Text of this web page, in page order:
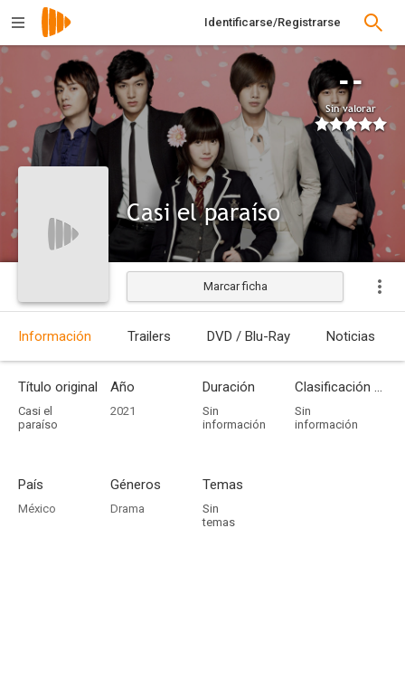
Identificarse/Registrarse
--
Sin valorar
Casi el paraíso
Marcar ficha
Información Trailers DVD / Blu-Ray Noticias
Título original
Casi el
paraíso
Año
2021
Duración
Sin
información
Clasificación por edades
Sin
información
País
México
Géneros
Drama
Temas
Sin
temas